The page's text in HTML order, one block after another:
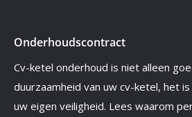
Onderhoudscontract
Cv-ketel onderhoud is niet alleen
duurzaamheid van uw cv-ketel, het
uw eigen veiligheid. Lees waarom